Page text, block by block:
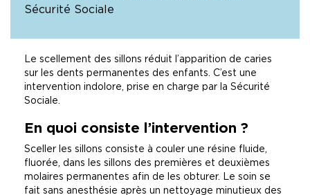
Sécurité Sociale
Le scellement des sillons réduit l’apparition de caries
sur les dents permanentes des enfants. C’est une
intervention indolore, prise en charge par la Sécurité
Sociale.
En quoi consiste l’intervention ?
Sceller les sillons consiste à couler une résine fluide,
fluorée, dans les sillons des premières et deuxièmes
molaires permanentes afin de les obturer. Le soin se
fait sans anesthésie après un nettoyage minutieux des